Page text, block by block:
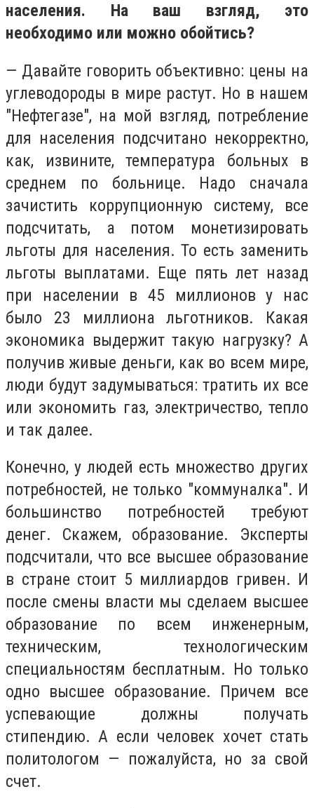
населения. На ваш взгляд, это
необходимо или можно обойтись?
— Давайте говорить объективно: цены на
углеводороды в мире растут. Но в нашем
"Нефтегазе", на мой взгляд, потребление
для населения подсчитано некорректно,
как, извините, температура больных в
среднем по больнице. Надо сначала
зачистить коррупционную систему, все
подсчитать, а потом монетизировать
льготы для населения. То есть заменить
льготы выплатами. Еще пять лет назад
при населении в 45 миллионов у нас
было 23 миллиона льготников. Какая
экономика выдержит такую нагрузку? А
получив живые деньги, как во всем мире,
люди будут задумываться: тратить их все
или экономить газ, электричество, тепло
и так далее.
Конечно, у людей есть множество других
потребностей, не только "коммуналка". И
большинство потребностей требуют
денег. Скажем, образование. Эксперты
подсчитали, что все высшее образование
в стране стоит 5 миллиардов гривен. И
после смены власти мы сделаем высшее
образование по всем инженерным,
техническим, технологическим
специальностям бесплатным. Но только
одно высшее образование. Причем все
успевающие должны получать
стипендию. А если человек хочет стать
политологом — пожалуйста, но за свой
счет.